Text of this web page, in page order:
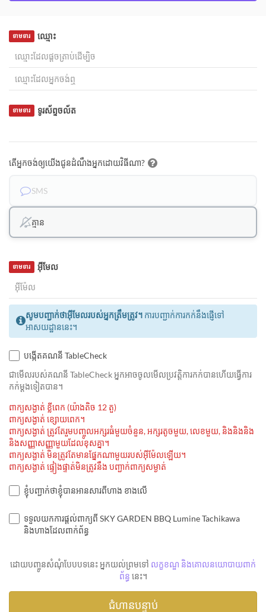
ឈ្មោះ
ទាមទារ
ទូរស័ព្ទចល័ត
ទាមទារ
តើអ្នកចង់ឲ្យយើងជូនដំណឹងអ្នកដោយវិធីណា?
SMS
គ្មាន
អ៊ីមែល
ទាមទារ
សូមបញ្ជាក់ថាអ៊ីមែលរបស់អ្នកត្រឹមត្រូវ។ ការបញ្ជាក់ការកក់នឹងផ្ញើទៅ
អាសយដ្ឋាននេះ។
បង្កើតគណនី TableCheck
ជាមេីលរបស់គណនី TableCheck អ្នកអាចចូលមើលប្រវត្តិការកក់បានហើយធ្វើការ
កក់ម្ដងទៀតបាន។
ពាក្យសង្ងាត់ ខ្លីពេក (យ៉ាងតិច 12 តួ)
ពាក្យសង្ងាត់ ខ្សោយពេក។
ពាក្យសង្ងាត់ ត្រូវតែរួមបញ្ចូលអក្សរធំមួយចំនួន, អក្សរតូចមួយ, លេខមួយ, និងនិងនិង
និងសញ្ញាសញ្ញាមួយដែលខុសគ្នា។
ពាក្យសង្ងាត់ មិនត្រូវតែមានផ្នែកណាមួយរបស់អ៊ីម៉ែលឡើយ។
ពាក្យសង្ងាត់ ផ្ទៀងផ្ទាត់មិនត្រូវនឹង បញ្ជាក់ពាក្យសម្ងាត់
ខ្ញុំបញ្ជាក់ថាខ្ញុំបានអានសារពីហាង ខាងលើ
ទទួលយកការផ្តល់ពាក្យពី SKY GARDEN BBQ Lumine Tachikawa
និងហាងដែលពាក់ព័ន្ធ
ដោយបញ្ចូនសំណុំបែបបទនេះ អ្នកយល់ព្រមទៅ លក្ខខណ្ឌ និងគោលនយោបាយពាក់
ព័ន្ធ នេះ។